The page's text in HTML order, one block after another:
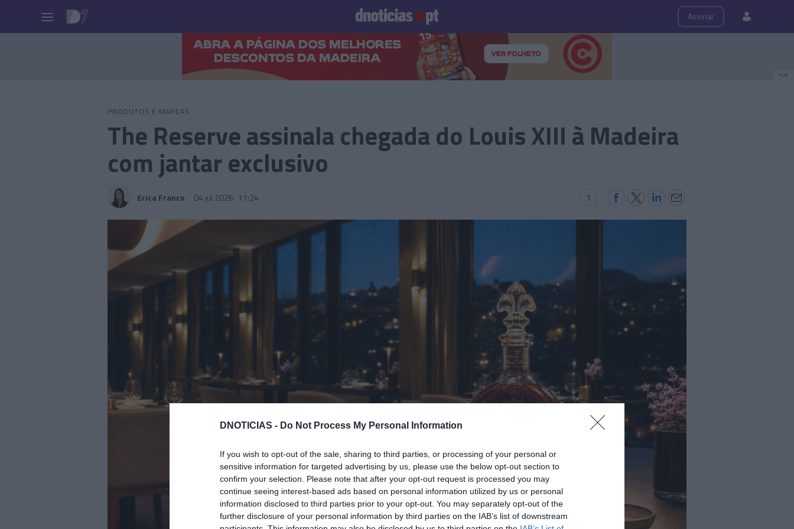
DNOTICIAS - Do Not Process My Personal Information
If you wish to opt-out of the sale, sharing to third parties, or processing of your personal or
sensitive information for targeted advertising by us, please use the below opt-out section to
confirm your selection. Please note that after your opt-out request is processed you may
continue seeing interest-based ads based on personal information utilized by us or personal
information disclosed to third parties prior to your opt-out. You may separately opt-out of the
further disclosure of your personal information by third parties on the IAB’s list of downstream
Assinar
Palavras Produto e Marcas
PUB
PRODUTOS E MARCAS
The Reserve assinala chegada do Louis XIII à Madeira
com jantar exclusivo
Erica Franco 04 jul 2026 11:24 1